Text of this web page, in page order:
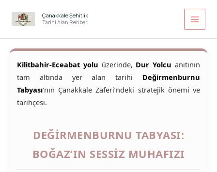
atla
Çanakkale Şehitlik
Tarihi Alan Rehberi
Kilitbahir-Eceabat yolu üzerinde, Dur Yolcu anıtının
tam altında yer alan tarihi Değirmenburnu
Tabyası‘nın Çanakkale Zaferi’ndeki stratejik önemi ve
tarihçesi.
DEĞIRMENBURNU TABYASI:
BOĞAZ’IN SESSIZ MUHAFIZI